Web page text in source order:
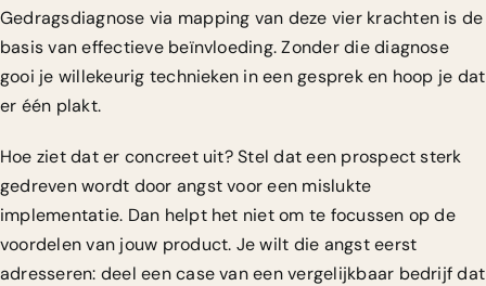
Gedragsdiagnose via mapping van deze vier krachten is de
basis van effectieve beïnvloeding. Zonder die diagnose
gooi je willekeurig technieken in een gesprek en hoop je dat
er één plakt.
Hoe ziet dat er concreet uit? Stel dat een prospect sterk
gedreven wordt door angst voor een mislukte
implementatie. Dan helpt het niet om te focussen op de
voordelen van jouw product. Je wilt die angst eerst
adresseren: deel een case van een vergelijkbaar bedrijf dat